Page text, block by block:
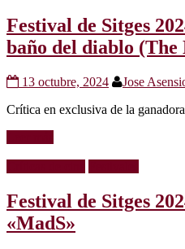
Festival de Sitges
baño del diablo (The
13 octubre, 2024 Jose
Crítica en exclusiva de la
Festival de Sitges
«MadS»